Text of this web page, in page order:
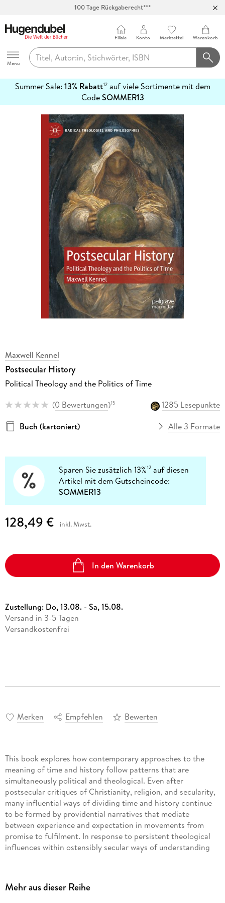
Abholung in über 100 Filialen
Hugendubel
Menu
Filiale Konto Merkzettel Warenkorb
Summer Sale: 13% Rabatt12auf viele Sortimente mit dem
CodeSOMMER13
erfahren
Maxwell Kennel
Postsecular History
Political Theology and the Politics of Time
(0 Bewertungen)15
1285 Lesepunkte
Buch (kartoniert)
Alle 3 Formate
Sparen Sie zusätzlich 13%12 auf diesen
Artikel mit dem Gutscheincode:
SOMMER13
128,49 € inkl. Mwst.
In den Warenkorb
Zustellung: Do, 13.08. - Sa, 15.08.
Versand in 3-5 Tagen
Versandkostenfrei
Merken Empfehlen Bewerten
This book explores how contemporary approaches to the
meaning of time and history follow patterns that are
simultaneously political and theological. Even after
postsecular critiques of Christianity, religion, and secularity,
many influential ways of dividing time and history continue
to be formed by providential narratives that mediate
between experience and expectation in movements from
promise to fulfilment. In response to persistent theological
influences within ostensibly secular ways of understanding
historical partitions between the Reformation and
Mehr aus dieser Reihe